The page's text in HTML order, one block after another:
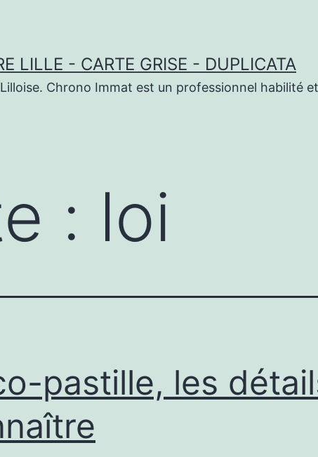
LILLE - CARTE GRISE - DUPLICATA
Chrono Immat est un professionnel habilité
: loi
pastille, les